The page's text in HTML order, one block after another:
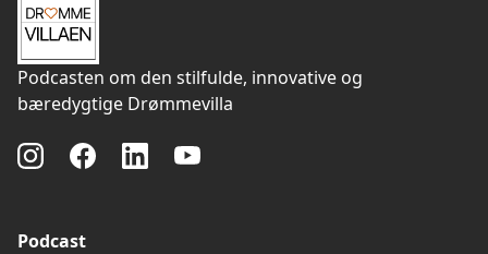
Podcasten om den stilfulde, innovative og
bæredygtige Drømmevilla
Podcast